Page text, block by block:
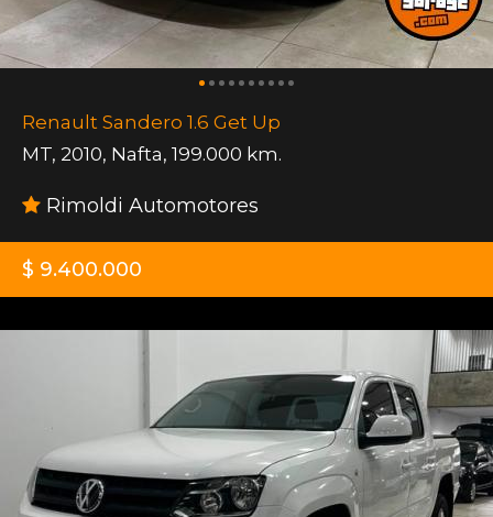
Renault Sandero 1.6 Get Up
MT, 2010, Nafta, 199.000 km.
Rimoldi Automotores
$ 9.400.000